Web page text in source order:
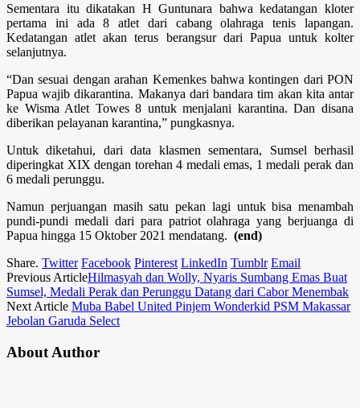
Sementara itu dikatakan H Guntunara bahwa kedatangan kloter
pertama ini ada 8 atlet dari cabang olahraga tenis lapangan.
Kedatangan atlet akan terus berangsur dari Papua untuk kolter
selanjutnya.
“Dan sesuai dengan arahan Kemenkes bahwa kontingen dari PON
Papua wajib dikarantina. Makanya dari bandara tim akan kita antar
ke Wisma Atlet Towes 8 untuk menjalani karantina. Dan disana
diberikan pelayanan karantina,” pungkasnya.
Untuk diketahui, dari data klasmen sementara, Sumsel berhasil
diperingkat XIX dengan torehan 4 medali emas, 1 medali perak dan
6 medali perunggu.
Namun perjuangan masih satu pekan lagi untuk bisa menambah
pundi-pundi medali dari para patriot olahraga yang berjuanga di
Papua hingga 15 Oktober 2021 mendatang. (end)
Share. Twitter Facebook Pinterest LinkedIn Tumblr Email
Previous ArticleHilmasyah dan Wolly, Nyaris Sumbang Emas Buat
Sumsel, Medali Perak dan Perunggu Datang dari Cabor Menembak
Next Article Muba Babel United Pinjem Wonderkid PSM Makassar
Jebolan Garuda Select
About Author